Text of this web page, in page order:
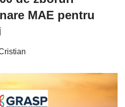
MAE pentru